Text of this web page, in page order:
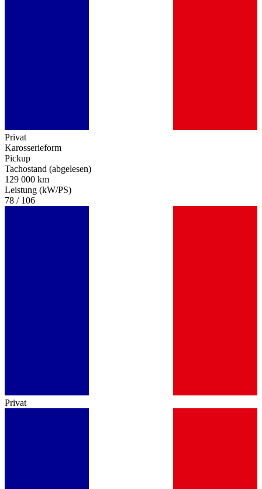
Privat
Karosserieform
Pickup
Tachostand (abgelesen)
129 000 km
Leistung (kW/PS)
78 / 106
Privat